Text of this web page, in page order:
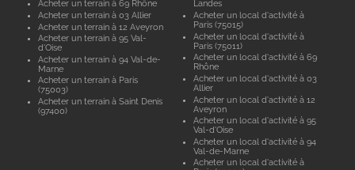
Acheter un terrain à 69 Rhône
Acheter un terrain à 03 Allier
Acheter un terrain à 12 Aveyron
Acheter un terrain à 95 Val-
d'Oise
Acheter un terrain à 94 Val-de-
Marne
Acheter un terrain à Paris
(75003)
Acheter un terrain à Saint Denis
(97400)
Landes
Acheter un local d'activité à
Paris (75015)
Acheter un local d'activité à
Paris (75011)
Acheter un local d'activité à 69
Rhône
Acheter un local d'activité à 03
Allier
Acheter un local d'activité à 12
Aveyron
Acheter un local d'activité à 95
Val-d'Oise
Acheter un local d'activité à 94
Val-de-Marne
Acheter un local d'activité à